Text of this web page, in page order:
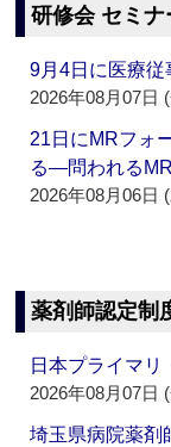
研修会 セミ
9月4日に医療
2026年08月07日
21日にMRフォ
る―問われる
2026年08月06日
薬剤師認定制
日本プライマ
2026年08月07日
埼玉県病院薬